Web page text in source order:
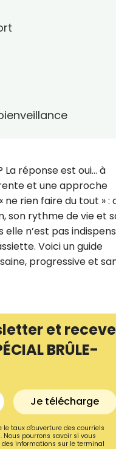
réponse est oui… à
et une approche
ne rien faire du tout » :
son rythme de vie et
n’est pas
Voici un guide
progressive et
et
BRÛLE-
Je télécharge
taux d'ouverture des courriels
pourrons savoir si vous
des informations sur le terminal
inédites de